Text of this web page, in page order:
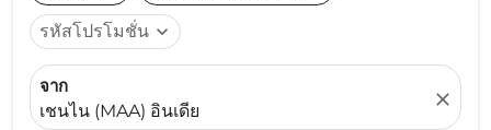
รหัสโปรโมชั่น expand_more
จาก
เชนไน (MAA) อินเดีย
close